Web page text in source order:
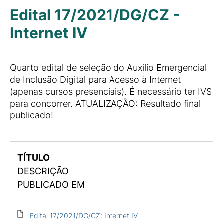
Edital 17/2021/DG/CZ -
Internet IV
Quarto edital de seleção do Auxílio Emergencial
de Inclusão Digital para Acesso à Internet
(apenas cursos presenciais). É necessário ter IVS
para concorrer. ATUALIZAÇÃO: Resultado final
publicado!
TÍTULO
DESCRIÇÃO
PUBLICADO EM
Edital 17/2021/DG/CZ: Internet IV